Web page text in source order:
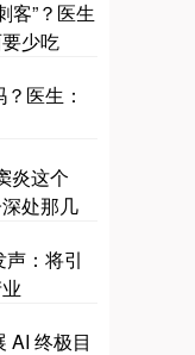
客”？医生
少吃
医生：
炎这个
处那几
：将引
AI 终极目